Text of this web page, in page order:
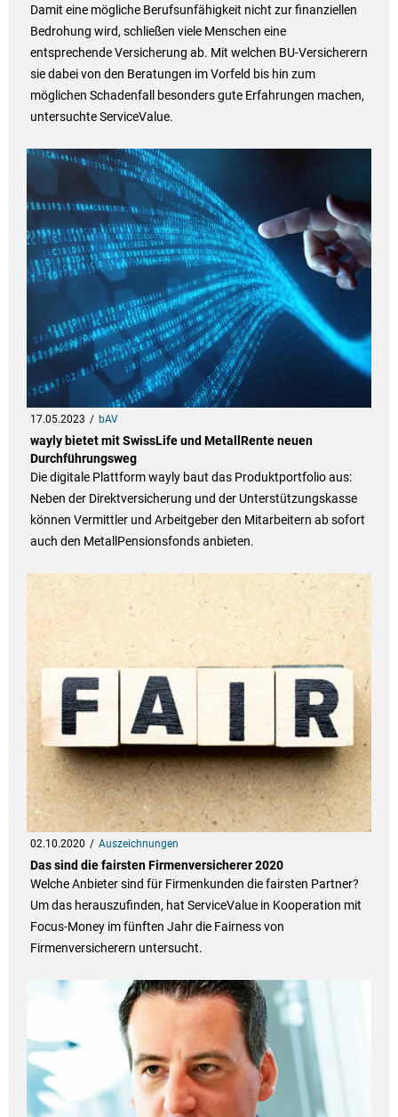
Damit eine mögliche Berufsunfähigkeit nicht zur finanziellen
Bedrohung wird, schließen viele Menschen eine
entsprechende Versicherung ab. Mit welchen BU-Versicherern
sie dabei von den Beratungen im Vorfeld bis hin zum
möglichen Schadenfall besonders gute Erfahrungen machen,
untersuchte ServiceValue.
17.05.2023 bAV
wayly bietet mit SwissLife und MetallRente neuen
Durchführungsweg
Die digitale Plattform wayly baut das Produktportfolio aus:
Neben der Direktversicherung und der Unterstützungskasse
können Vermittler und Arbeitgeber den Mitarbeitern ab sofort
auch den MetallPensionsfonds anbieten.
02.10.2020 Auszeichnungen
Das sind die fairsten Firmenversicherer 2020
Welche Anbieter sind für Firmenkunden die fairsten Partner?
Um das herauszufinden, hat ServiceValue in Kooperation mit
Focus-Money im fünften Jahr die Fairness von
Firmenversicherern untersucht.